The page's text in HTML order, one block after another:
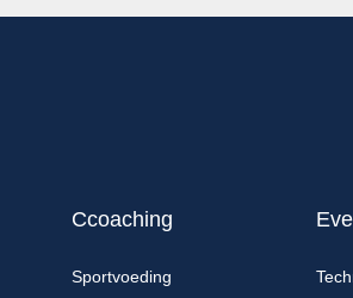
Ccoaching
Sportvoeding